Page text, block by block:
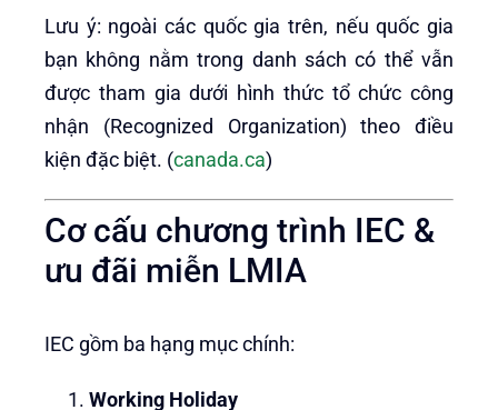
Lưu ý: ngoài các quốc gia trên, nếu quốc gia
bạn không nằm trong danh sách có thể vẫn
được tham gia dưới hình thức tổ chức công
nhận (Recognized Organization) theo điều
kiện đặc biệt. (canada.ca)
Cơ cấu chương trình IEC &
ưu đãi miễn LMIA
IEC gồm ba hạng mục chính:
Working Holiday